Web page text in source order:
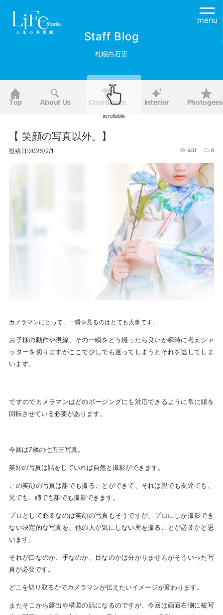
menu
Staff Blog
札幌白石店
Top About Us Coordinate Interior
【 笑顔の写真以外。】
投稿日:2026/2/1 461 0
カメラマンにとって、一瞬を見るのはとても大事です。
お子様の動作や視線、その一瞬をどう撮ったら良いか瞬時に考えシャ
ッターを切りますがここで少しでも迷ってしまうとそれを逃してしま
います。
ですのでカメラマンはどのポージングにも対応できるように常に頭を
回転させている必要があります。
今回は7歳の七五三写真。
笑顔の写真は話をしていれば自然と撮影ができます。
この笑顔の写真は誰でも撮ることができて、それは親でも友達でも、
兄でも、姉でも誰でも撮影できます。
プロとして必要なのは笑顔の写真もそうですが、プロにしか撮影でき
ない決定的な写真を、他の人が気にしない所を撮ることが必要かと思
います。
それが口なのか、手なのか、目なのかは分かりませんがそういった写
真が必要です。
どこを切り取るかでカメラマンが伝えたいイメージが変わります。
またそこから露出や構図の話になるのですが、今回は画面右側に被写